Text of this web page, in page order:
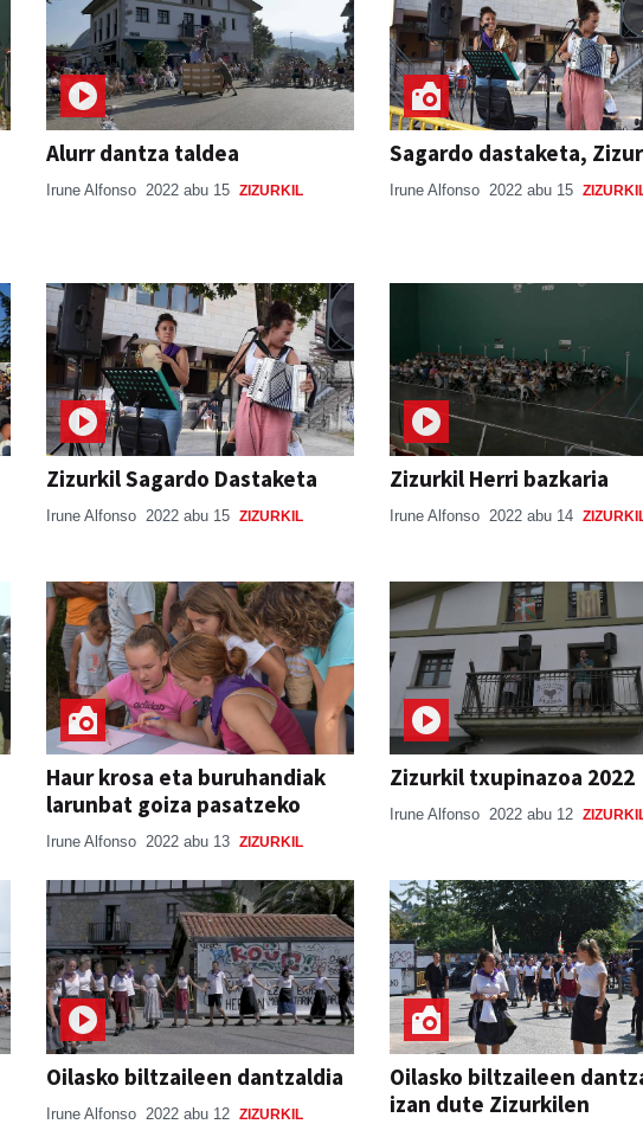
Alurr dantza taldea
Irune Alfonso 2022 abu 15 ZIZURKIL
Sagardo dastaketa,
Irune Alfonso 2022 abu 15
Zizurkil Sagardo Dastaketa
Irune Alfonso 2022 abu 15 ZIZURKIL
Zizurkil Herri bazkaria
Irune Alfonso 2022 abu 14
Haur krosa eta buruhandiak
larunbat goiza pasatzeko
Irune Alfonso 2022 abu 13 ZIZURKIL
Zizurkil txupinazoa 2022
Irune Alfonso 2022 abu 12
Oilasko biltzaileen dantzaldia
Irune Alfonso 2022 abu 12 ZIZURKIL
Oilasko biltzaileen
izan dute Zizurkilen